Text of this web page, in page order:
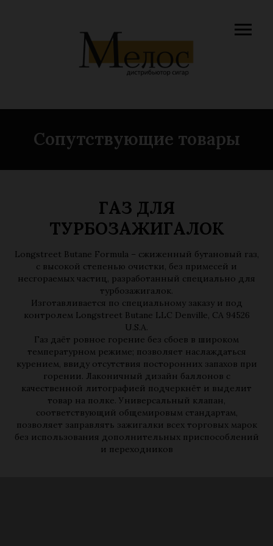
Сопутствующие товары
ГАЗ ДЛЯ
ТУРБОЗАЖИГАЛОК
Longstreet Butane Formula – сжиженный бутановый газ,
с высокой степенью очистки, без примесей и
несгораемых частиц, разработанный специально для
турбозажигалок.
Изготавливается по специальному заказу и под
контролем Longstreet Butane LLC Denville, CA 94526
U.S.A.
Газ даёт ровное горение без сбоев в широком
температурном режиме; позволяет наслаждаться
курением, ввиду отсутствия посторонних запахов при
горении. Лаконичный дизайн баллонов с
качественной литографией подчеркнёт и выделит
товар на полке. Универсальный клапан,
соответствующий общемировым стандартам,
позволяет заправлять зажигалки всех торговых марок
без использования дополнительных приспособлений
и переходников